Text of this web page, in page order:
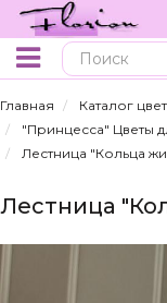
Главная
Каталог
"Принцесса" Цветы
Лестница "Кольца
Лестница